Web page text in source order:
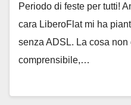
Periodo di feste per tutti!
cara LiberoFlat mi ha
senza ADSL. La cosa non
comprensibile,…